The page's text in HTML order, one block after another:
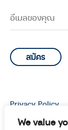
We value
© Copyright
Privacy Policy